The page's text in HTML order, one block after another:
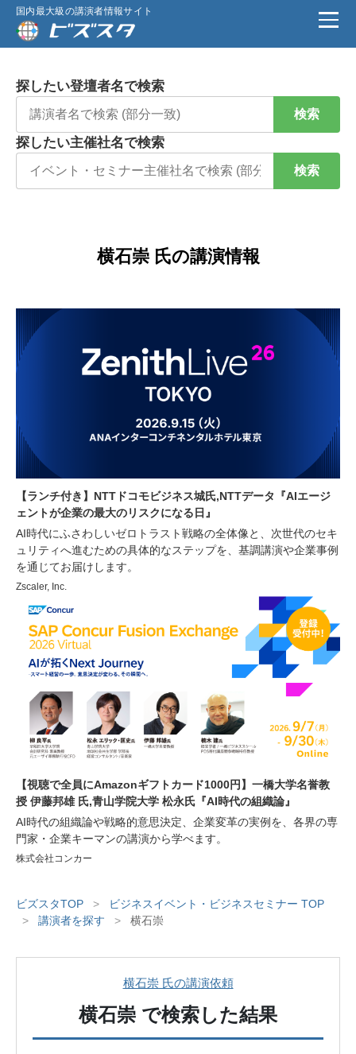
国内最大級の講演者情報サイト
探したい登壇者名で検索
検索
探したい主催社名で検索
検索
横石崇 氏の講演情報
【ランチ付き】NTTドコモビジネス城氏,NTTデータ『AIエージ
ェントが企業の最大のリスクになる日』
AI時代にふさわしいゼロトラスト戦略の全体像と、次世代のセキ
ュリティへ進むための具体的なステップを、基調講演や企業事例
を通じてお届けします。
Zscaler, Inc.
【視聴で全員にAmazonギフトカード1000円】一橋大学名誉教
授 伊藤邦雄 氏,青山学院大学 松永氏『AI時代の組織論』
AI時代の組織論や戦略的意思決定、企業変革の実例を、各界の専
門家・企業キーマンの講演から学べます。
株式会社コンカー
ビズスタTOP >
ビジネスイベント・ビジネスセミナー TOP
>
講演者を探す > 横石崇
横石崇 氏の講演依頼
横石崇 で検索した結果